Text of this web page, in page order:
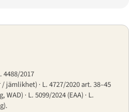
4488/2017
· L. 4727/2020 art. 38–45
· L. 5099/2024 (EAA) · L.